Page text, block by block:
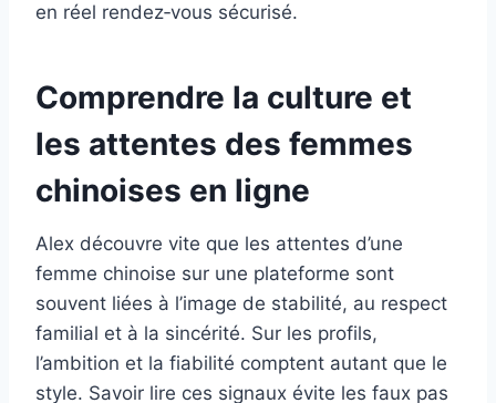
en réel rendez‑vous sécurisé.
Comprendre la culture et
les attentes des femmes
chinoises en ligne
Alex découvre vite que les attentes d’une
femme chinoise sur une plateforme sont
souvent liées à l’image de stabilité, au respect
familial et à la sincérité. Sur les profils,
l’ambition et la fiabilité comptent autant que le
style. Savoir lire ces signaux évite les faux pas